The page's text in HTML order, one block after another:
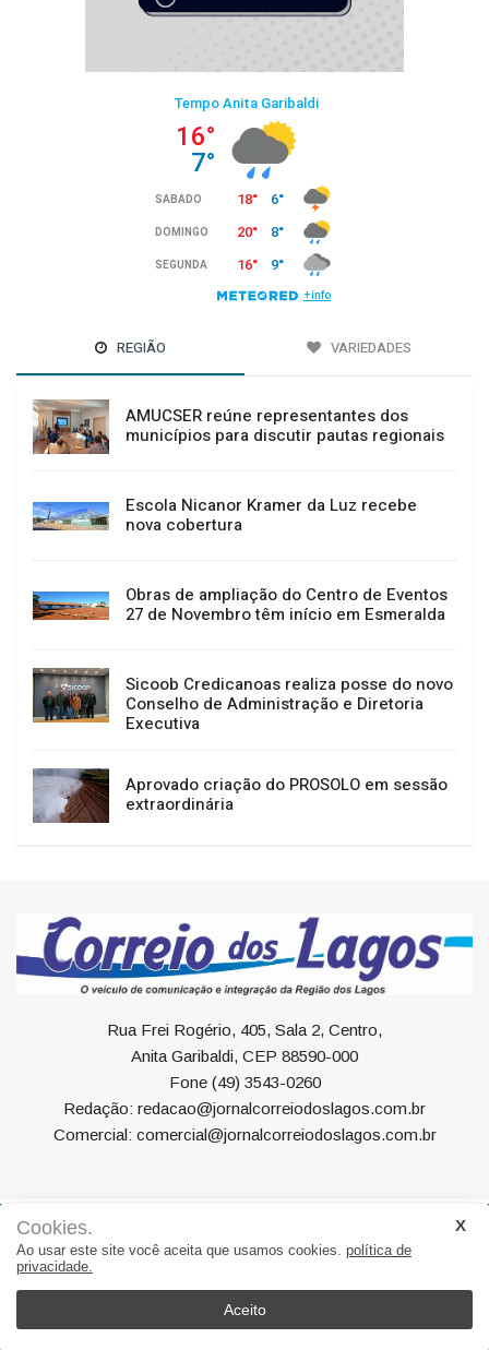
REGIÃO VARIEDADES
AMUCSER reúne representantes dos
municípios para discutir pautas regionais
Escola Nicanor Kramer da Luz recebe
nova cobertura
Obras de ampliação do Centro de Eventos
27 de Novembro têm início em Esmeralda
Sicoob Credicanoas realiza posse do novo
Conselho de Administração e Diretoria
Executiva
Aprovado criação do PROSOLO em sessão
extraordinária
Rua Frei Rogério, 405, Sala 2, Centro,
Anita Garibaldi, CEP 88590-000
Fone (49) 3543-0260
Redação: redacao@jornalcorreiodoslagos.com.br
Comercial: comercial@jornalcorreiodoslagos.com.br
Geral Política Economia Saúde
Variedades
Eventos
Cookies.
Ao usar este site você aceita que usamos cookies. política de
privacidade.
Aceito